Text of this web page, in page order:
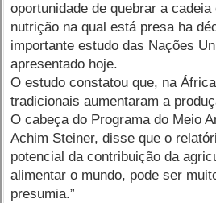
oportunidade de quebrar a
nutrição na qual está presa ha
importante estudo das Nações
apresentado hoje.
O estudo constatou que, na
tradicionais aumentaram a
O cabeça do Programa do Meio
Achim Steiner, disse que o
potencial da contribuição da
alimentar o mundo, pode ser
presumia.”